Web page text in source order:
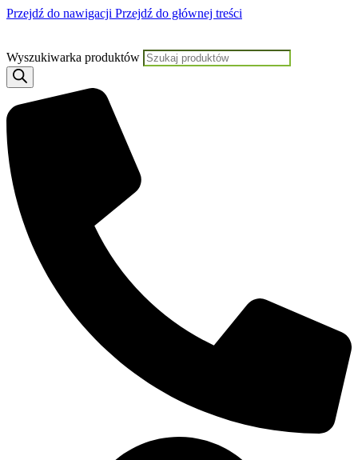
Przejdź do nawigacji Przejdź do głównej treści
Wyszukiwarka produktów